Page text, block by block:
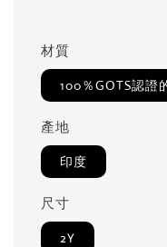
材質
100％GOTS認證
產地
印度
尺寸
2Y